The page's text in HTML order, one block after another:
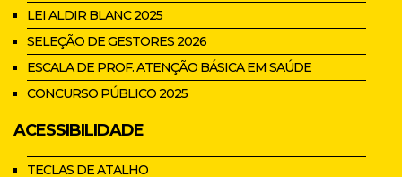
LEI ALDIR BLANC 2025
SELEÇÃO DE GESTORES 2026
ESCALA DE PROF. ATENÇÃO BÁSICA EM SAÚDE
CONCURSO PÚBLICO 2025
ACESSIBILIDADE
TECLAS DE ATALHO